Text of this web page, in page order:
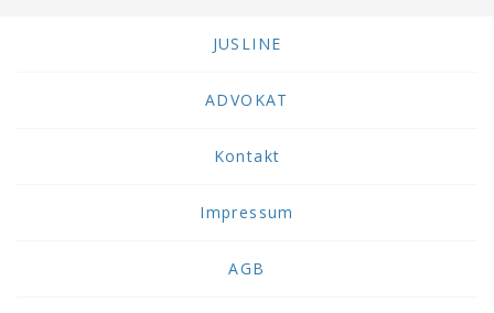
JUSLINE
ADVOKAT
Kontakt
Impressum
AGB